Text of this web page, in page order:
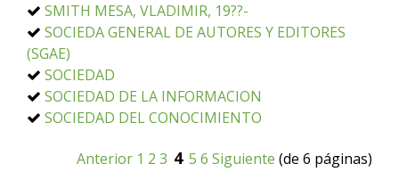
SMITH MESA, VLADIMIR, 19??-
SOCIEDA GENERAL DE AUTORES Y EDITORES
(SGAE)
SOCIEDAD
SOCIEDAD DE LA INFORMACION
SOCIEDAD DEL CONOCIMIENTO
Anterior 1 2 3 4 5 6 Siguiente (de 6 páginas)